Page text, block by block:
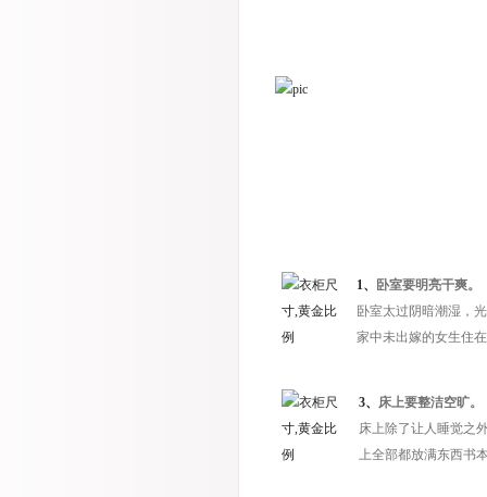
1、
卧室要明亮干爽。
卧室太过阴暗潮湿，
家中未出嫁的女生住
3、 床上要整洁空旷。
床上除了让人睡觉之
上全部都放满东西书